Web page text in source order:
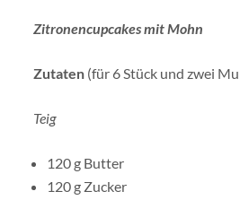
Zitronencupcakes mit Mohn
Zutaten (für 6 Stück und zwei
Teig
120 g Butter
120 g Zucker